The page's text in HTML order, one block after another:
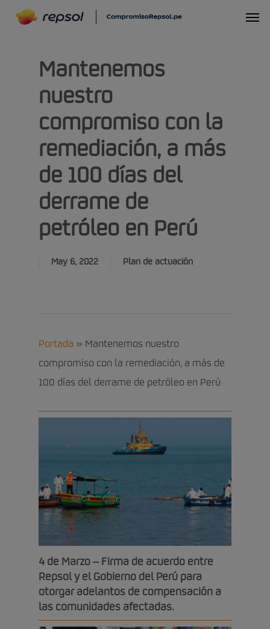
Menu
Mantenemos
nuestro
compromiso con la
remediación, a más
de 100 días del
derrame de
petróleo en Perú
May 6, 2022 Plan de actuación
Portada » Mantenemos nuestro
compromiso con la remediación, a más de
100 días del derrame de petróleo en Perú
4 de Marzo – Firma de acuerdo entre
Repsol y el Gobierno del Perú para
otorgar adelantos de compensación a
las comunidades afectadas.